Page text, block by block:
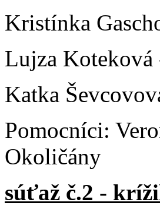
Kristínka
Lujza
Katka
Pomocníci:
Okoličány
súťaž č.2 -